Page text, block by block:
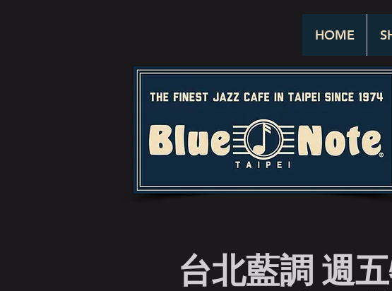
HOME
台北藍調 週